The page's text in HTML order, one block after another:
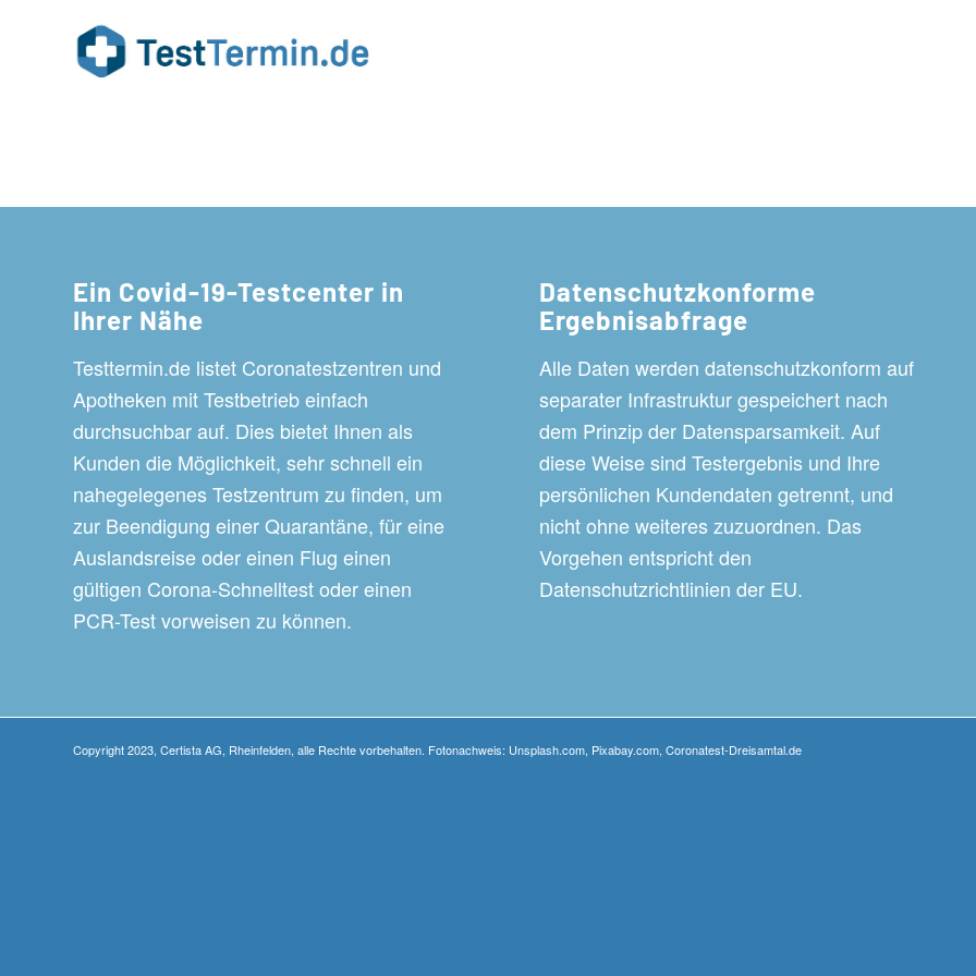
Ein Covid-19-Testcenter in
Ihrer Nähe
Testtermin.de listet Coronatestzentren und
Apotheken mit Testbetrieb einfach
durchsuchbar auf. Dies bietet Ihnen als
Kunden die Möglichkeit, sehr schnell ein
nahegelegenes Testzentrum zu finden, um
zur Beendigung einer Quarantäne, für eine
Auslandsreise oder einen Flug einen
gültigen Corona-Schnelltest oder einen
PCR-Test vorweisen zu können.
Datenschutzkonforme
Ergebnisabfrage
Alle Daten werden datenschutzkonform auf
separater Infrastruktur gespeichert nach
dem Prinzip der Datensparsamkeit. Auf
diese Weise sind Testergebnis und Ihre
persönlichen Kundendaten getrennt, und
nicht ohne weiteres zuzuordnen. Das
Vorgehen entspricht den
Datenschutzrichtlinien der EU.
Copyright 2023, Certista AG, Rheinfelden, alle Rechte vorbehalten. Fotonachweis: Unsplash.com, Pixabay.com, Coronatest-Dreisamtal.de